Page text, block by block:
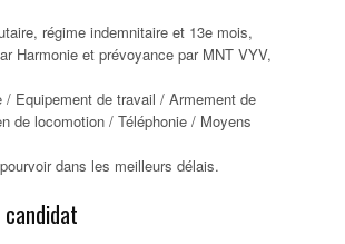
régime indemnitaire et 13e mois,
Harmonie et prévoyance par MNT VYV,
/ Equipement de travail / Armement de
de locomotion / Téléphonie / Moyens
dans les meilleurs délais.